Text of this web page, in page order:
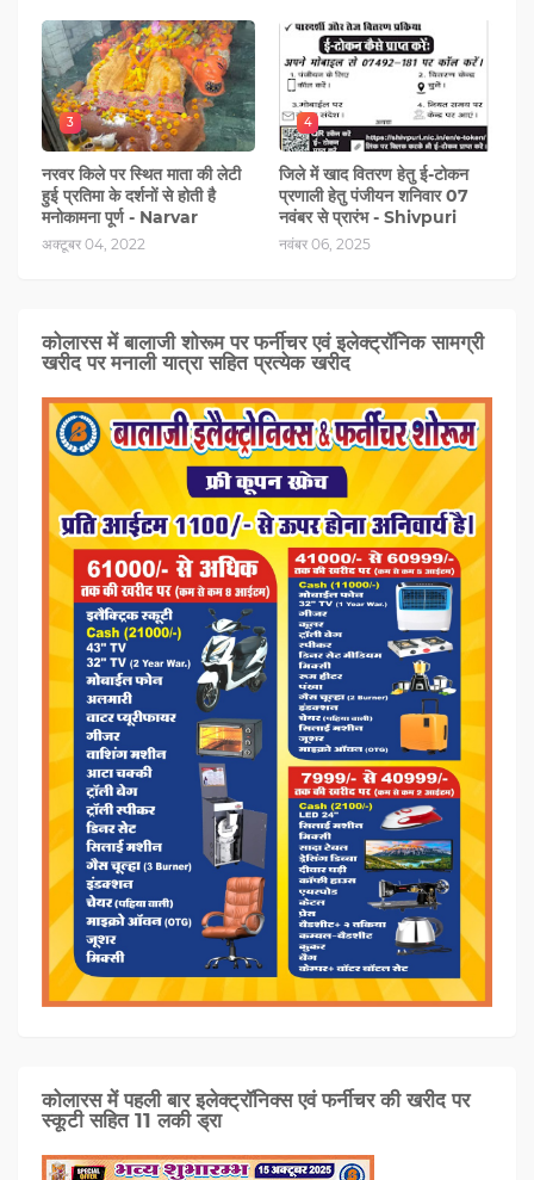
3
नरवर किले पर स्थित माता की लेटी
हुई प्रतिमा के दर्शनों से होती है
मनोकामना पूर्ण - Narvar
अक्टूबर 04, 2022
4
जिले में खाद वितरण हेतु ई-टोकन
प्रणाली हेतु पंजीयन शनिवार 07
नवंबर से प्रारंभ - Shivpuri
नवंबर 06, 2025
कोलारस में बालाजी शोरूम पर फर्नीचर एवं इलेक्ट्रॉनिक सामग्री
खरीद पर मनाली यात्रा सहित प्रत्‍येक खरीद
कोलारस में पहली बार इलेक्ट्रॉनिक्स एवं फर्नीचर की खरीद पर
स्कूटी सहित 11 लकी ड्रा